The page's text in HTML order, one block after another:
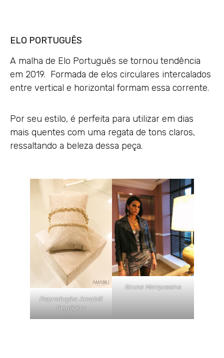
ELO PORTUGUÊS
A malha de Elo Português se tornou tendência
em 2019. Formada de elos circulares intercalados
entre vertical e horizontal formam essa corrente.
Por seu estilo, é perfeita para utilizar em dias
mais quentes com uma regata de tons claros,
ressaltando a beleza dessa peça.
Reprodução: Amabili
Semijoias
Bruna Marquesine